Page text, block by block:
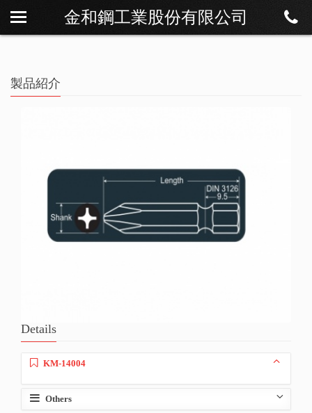
金和鋼工業股份有限公司
私たちについて
製品紹介
製品紹介
Details
KM-14004
Others